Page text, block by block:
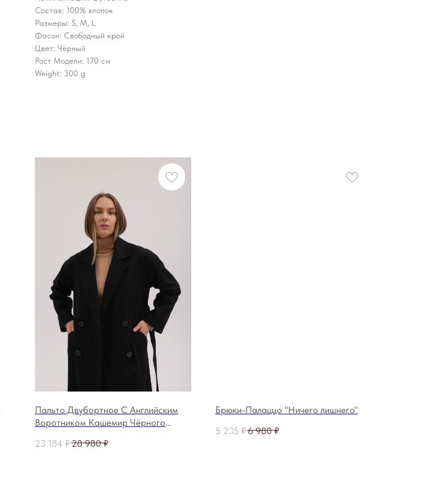
Состав: 100% хлопок
Размеры: S, M, L
Фасон: Свободный крой
Цвет: Чёрный
Рост Модели: 170 см
Weight: 300 g
Пальто Двубортное С Английским
Воротником Кашемир Чёрного
23 184 ₽28 980 ₽
Брюки-Палаццо "Ничего лишнего"
5 235 ₽6 980 ₽